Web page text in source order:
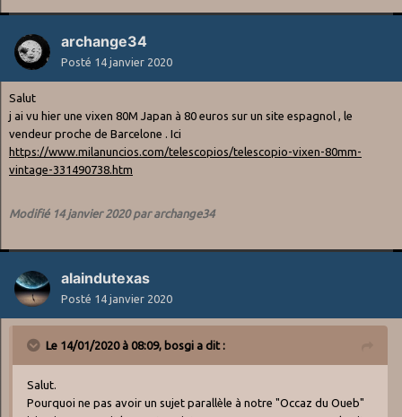
archange34
Posté 14 janvier 2020
Salut
j ai vu hier une vixen 80M Japan à 80 euros sur un site espagnol , le
vendeur proche de Barcelone . Ici
https://www.milanuncios.com/telescopios/telescopio-vixen-80mm-
vintage-331490738.htm
Modifié 14 janvier 2020par archange34
alaindutexas
Posté 14 janvier 2020
Le 14/01/2020 à 08:09, bosgi a dit :
Salut.
Pourquoi ne pas avoir un sujet parallèle à notre "Occaz du Oueb"